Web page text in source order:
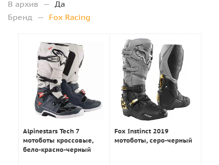
В архив — Да
Бренд
— Fox Racing
Alpinestars Tech 7
мотоботы кроссовые,
бело-красно-черный
Fox Instinct 2019
мотоботы, серо-черный